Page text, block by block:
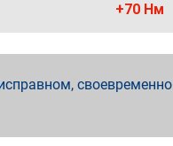
+70 Нм
своевременно